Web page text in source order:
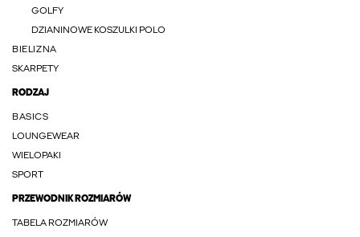
GOLFY
DZIANINOWE KOSZULKI POLO
BIELIZNA
SKARPETY
RODZAJ
BASICS
LOUNGEWEAR
WIELOPAKI
SPORT
PRZEWODNIK ROZMIARÓW
TABELA ROZMIARÓW